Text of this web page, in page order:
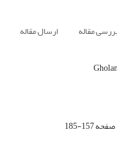
مقاله ارسال مقاله
157-185